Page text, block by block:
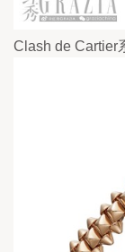
Clash de Cartier